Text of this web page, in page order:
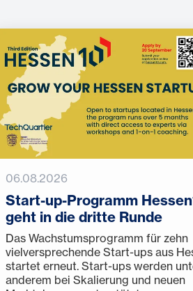
06.08.2026
Start-up-Programm
geht in die dritte Runde
Das Wachstumsprogramm für zehn
vielversprechende Start-ups aus
startet erneut. Start-ups werden
anderem bei Skalierung und neuen